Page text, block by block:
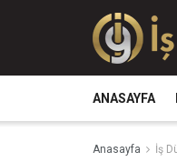
ANASAYFA
Anasayfa İş